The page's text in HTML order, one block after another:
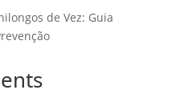
de Vez: Guia